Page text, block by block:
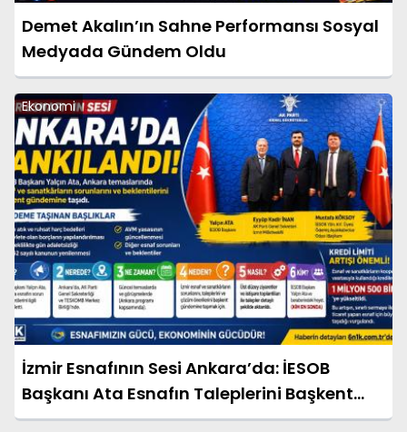
Demet Akalın’ın Sahne Performansı Sosyal
Medyada Gündem Oldu
Ekonomi
İzmir Esnafının Sesi Ankara’da: İESOB
Başkanı Ata Esnafın Taleplerini Başkent
Gündemine Taşıdı